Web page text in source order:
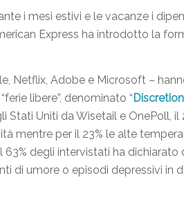
i mesi estivi e le vacanze i
Express ha introdotto la
Netflix, Adobe e Microsoft –
libere”, denominato “
Uniti da Wisetail e OnePoll,
mentre per il 23% le alte
degli intervistati ha dichiarato
umore o episodi depressivi in